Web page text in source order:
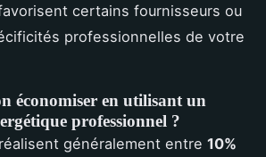
certains fournisseurs ou
professionnelles de votre
économiser en utilisant un
professionnel ?
généralement entre 10%